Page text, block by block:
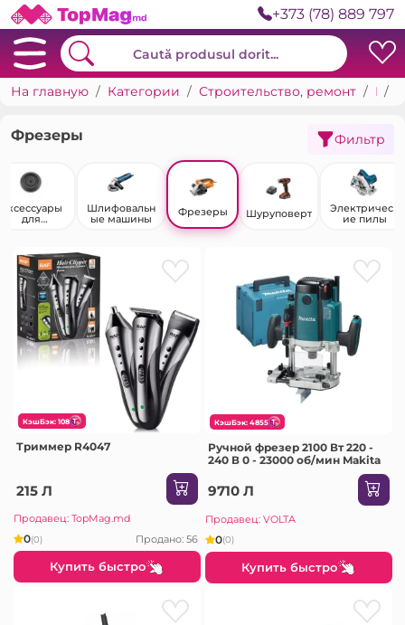
+373 (78) 889 797
На главную Категории Строительство, ремонт Инструменты
Фрезеры Фильтр
Аксессуары
для
уровней
Шлифовальн
ые машины
Фрезеры Шуруповерт
Электрическ
ие пилы
КэшБэк: 108
Триммер R4047
215 Л
Продавец: TopMag.md
0(0) Продано: 56
Купить быстро
КэшБэк: 4855
Ручной фрезер 2100 Вт 220 -
240 В 0 - 23000 об/мин Makita
9710 Л
Продавец: VOLTA
0(0)
Купить быстро